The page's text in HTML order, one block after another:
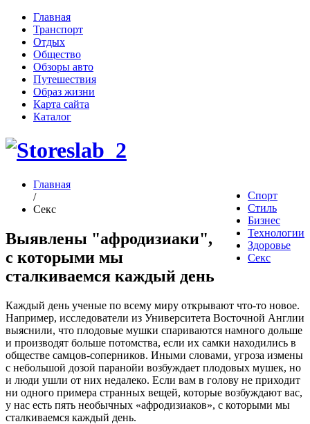
Главная
Транспорт
Отдых
Общество
Обзоры авто
Путешествия
Образ жизни
Карта сайта
Каталог
Спорт
Стиль
Бизнес
Технологии
Здоровье
Секс
Главная
/
Секс
Выявлены "афродизиаки",
с которыми мы
сталкиваемся каждый день
Каждый день ученые по всему миру открывают что-то новое.
Например, исследователи из Университета Восточной Англии
выяснили, что плодовые мушки спариваются намного дольше
и производят больше потомства, если их самки находились в
обществе самцов-соперников. Иными словами, угроза измены
с небольшой дозой паранойи возбуждает плодовых мушек, но
и люди ушли от них недалеко. Если вам в голову не приходит
ни одного примера странных вещей, которые возбуждают вас,
у нас есть пять необычных «афродизиаков», с которыми мы
сталкиваемся каждый день.